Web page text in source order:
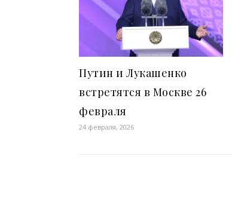
Путин и Лукашенко
встретятся в Москве 26
февраля
24 февраля, 2026